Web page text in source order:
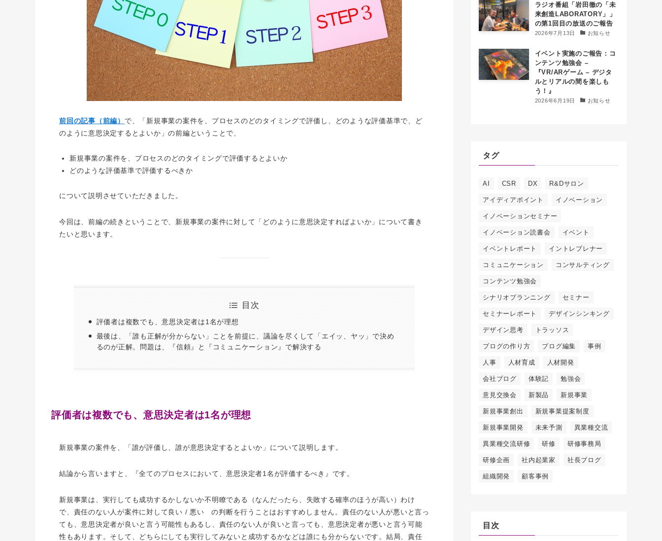
前回の記事（前編） で、「新規事業の案件を、プロセスのどのタイミングで評価し、どのような評価基準で、ど
のように意思決定するとよいか」の前編ということで、
新規事業の案件を、プロセスのどのタイミングで評価するとよいか
どのような評価基準で評価するべきか
について説明させていただきました。
今回は、前編の続きということで、新規事業の案件に対して「どのように意思決定すればよいか」について書き
たいと思います。
目次
評価者は複数でも、意思決定者は1名が理想
最後は、「誰も正解が分からない」ことを前提に、議論を尽くして「エイッ、ヤッ」で決め
るのが正解。問題は、『信頼』と『コミュニケーション』で解決する
評価者は複数でも、意思決定者は1名が理想
新規事業の案件を、「誰が評価し、誰が意思決定するとよいか」について説明します。
結論から言いますと、『全てのプロセスにおいて、意思決定者1 名が評価するべき』です。
新規事業は、実行しても成功するかしないか不明瞭である（なんだったら、失敗する確率のほうが高い）わけ
で、責任のない人が案件に対して良い / 悪い の判断を行うことはおすすめしません。責任のない人が悪いと言っ
ても、意思決定者が良いと言う可能性もあるし、責任のない人が良いと言っても、意思決定者が悪いと言う可能
性もあります。そして、どちらにしても実行してみないと成功するかなどは誰にも分からないです。結局、責任
ラジオ番組「岩田徹の「未
来創造LABORATORY」」
の第1回目の放送のご報告
2026年7月13日 お知らせ
イベント実施のご報告：コ
ンテンツ勉強会 –
『VR/ARゲーム – デジタ
ルとリアルの間を楽しも
う！』
2026年6月19日 お知らせ
タグ
AI CSR DX R&Dサロン
アイディアポイント イノベーション
イノベーションセミナー
イノベーション読書会 イベント
イベントレポート イントレプレナー
コミュニケーション コンサルティング
コンテンツ勉強会
シナリオプランニング セミナー
セミナーレポート デザインシンキング
デザイン思考 トラッソス
ブログの作り方 ブログ編集 事例
人事 人材育成 人材開発
会社ブログ 体験記 勉強会
意見交換会 新製品 新規事業
新規事業創出 新規事業提案制度
新規事業開発 未来予測 異業種交流
異業種交流研修 研修 研修事務局
研修企画 社内起業家 社長ブログ
組織開発 顧客事例
目次